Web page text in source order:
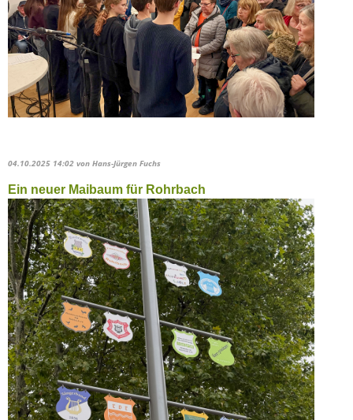
04.10.2025 14:02 von Hans-Jürgen Fuchs
Ein neuer Maibaum für Rohrbach